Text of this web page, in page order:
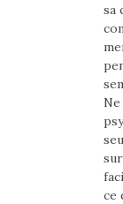
sa
ce